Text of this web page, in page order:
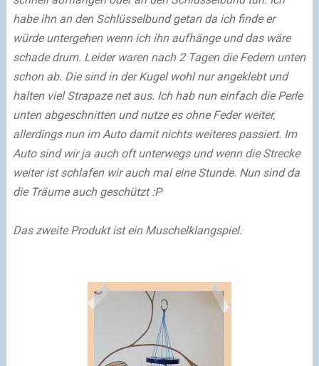
habe ihn an den Schlüsselbund getan da ich finde er
würde untergehen wenn ich ihn aufhänge und das wäre
schade drum. Leider waren nach 2 Tagen die Federn unten
schon ab. Die sind in der Kugel wohl nur angeklebt und
halten viel Strapaze net aus. Ich hab nun einfach die Perle
unten abgeschnitten und nutze es ohne Feder weiter,
allerdings nun im Auto damit nichts weiteres passiert. Im
Auto sind wir ja auch oft unterwegs und wenn die Strecke
weiter ist schlafen wir auch mal eine Stunde. Nun sind da
die Träume auch geschützt :P
Das zweite Produkt ist ein Muschelklangspiel.